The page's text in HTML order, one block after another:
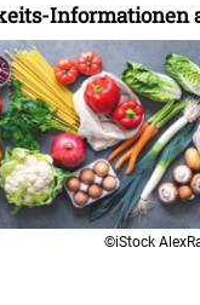
Informationen
©iStock